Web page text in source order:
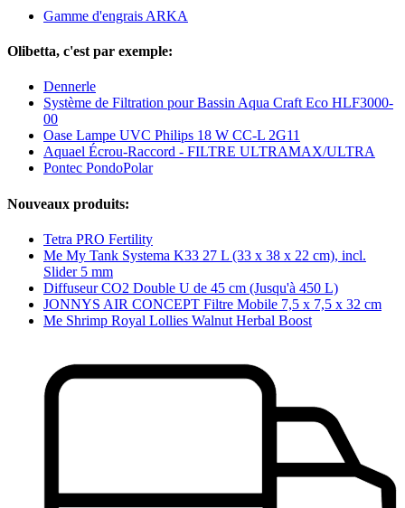
Gamme d'engrais ARKA
Olibetta, c'est par exemple:
Dennerle
Système de Filtration pour Bassin Aqua Craft Eco HLF3000-
00
Oase Lampe UVC Philips 18 W CC-L 2G11
Aquael Écrou-Raccord - FILTRE ULTRAMAX/ULTRA
Pontec PondoPolar
Nouveaux produits:
Tetra PRO Fertility
Me My Tank Systema K33 27 L (33 x 38 x 22 cm), incl.
Slider 5 mm
Diffuseur CO2 Double U de 45 cm (Jusqu'à 450 L)
JONNYS AIR CONCEPT Filtre Mobile 7,5 x 7,5 x 32 cm
Me Shrimp Royal Lollies Walnut Herbal Boost